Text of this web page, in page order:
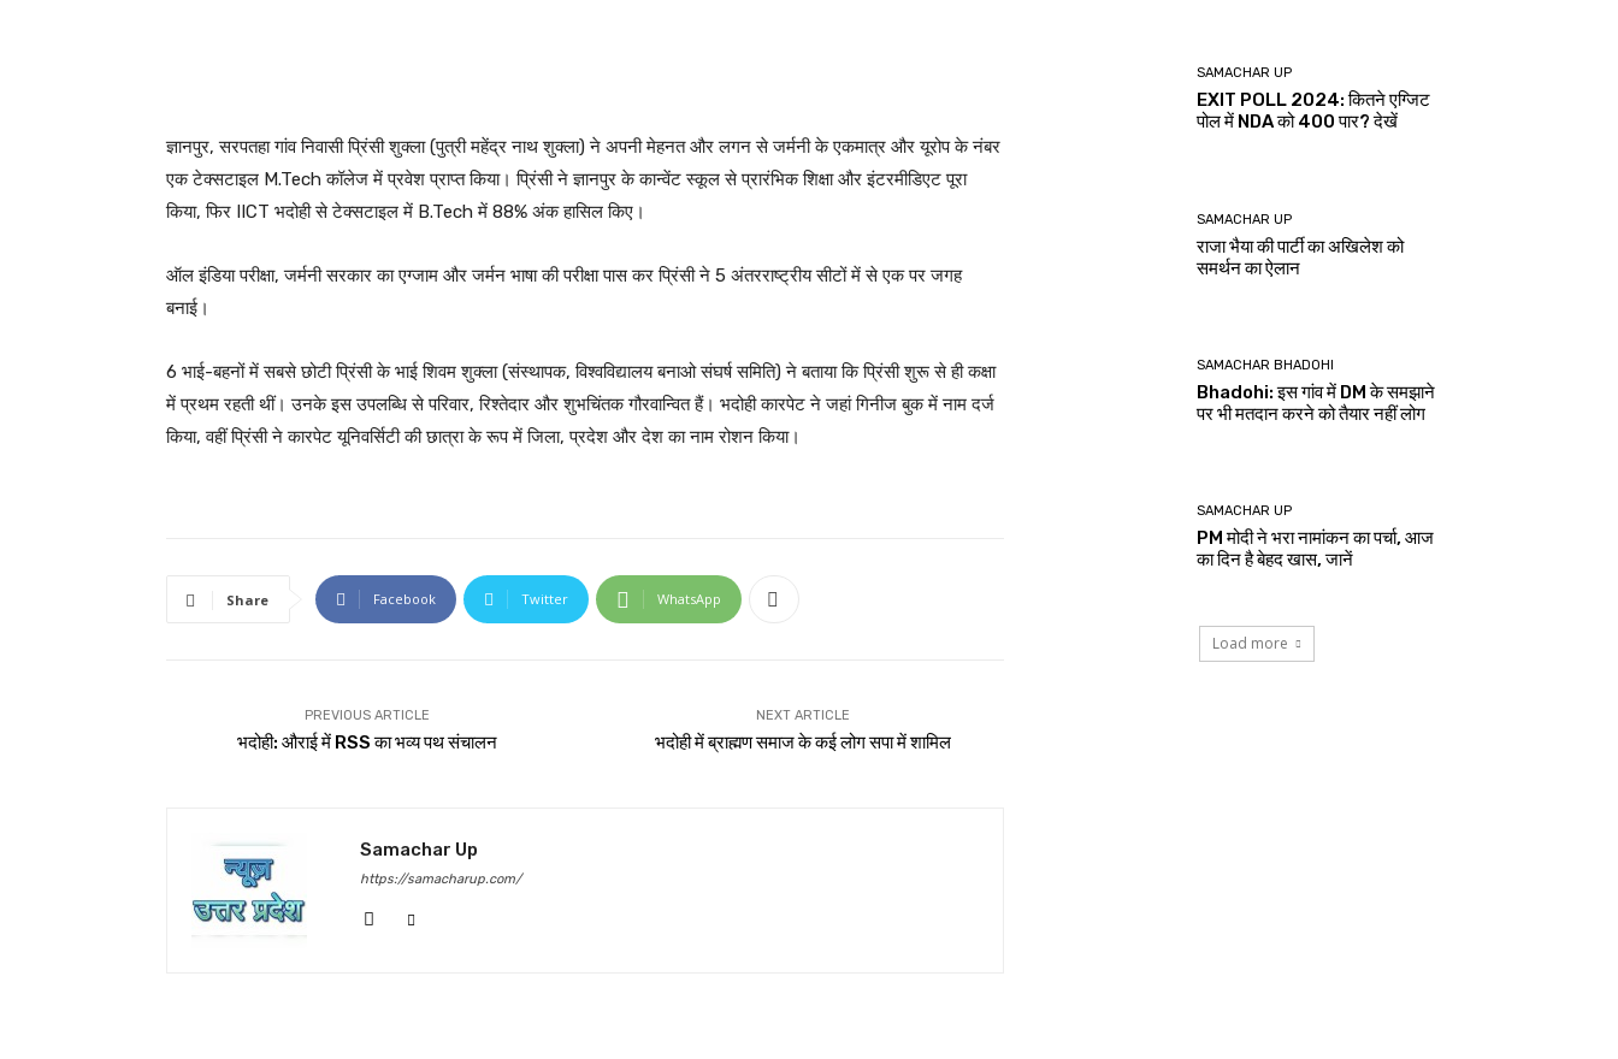
ज्ञानपुर, सरपतहा गांव निवासी प्रिंसी शुक्ला (पुत्री महेंद्र नाथ शुक्ला) ने अपनी मेहनत और लगन से जर्मनी के एकमात्र और यूरोप के नंबर
एक टेक्सटाइल M.Tech कॉलेज में प्रवेश प्राप्त किया। प्रिंसी ने ज्ञानपुर के कान्वेंट स्कूल से प्रारंभिक शिक्षा और इंटरमीडिएट पूरा
किया, फिर IICT भदोही से टेक्सटाइल में B.Tech में 88% अंक हासिल किए।
ऑल इंडिया परीक्षा, जर्मनी सरकार का एग्जाम और जर्मन भाषा की परीक्षा पास कर प्रिंसी ने 5 अंतरराष्ट्रीय सीटों में से एक पर जगह
बनाई।
6 भाई-बहनों में सबसे छोटी प्रिंसी के भाई शिवम शुक्ला (संस्थापक, विश्वविद्यालय बनाओ संघर्ष समिति) ने बताया कि प्रिंसी शुरू से ही कक्षा
में प्रथम रहती थीं। उनके इस उपलब्धि से परिवार, रिश्तेदार और शुभचिंतक गौरवान्वित हैं। भदोही कारपेट ने जहां गिनीज बुक में नाम दर्ज
किया, वहीं प्रिंसी ने कारपेट यूनिवर्सिटी की छात्रा के रूप में जिला, प्रदेश और देश का नाम रोशन किया।
Share Facebook Twitter WhatsApp
PREVIOUS ARTICLE
भदोही: औराई में RSS का भव्य पथ संचालन
NEXT ARTICLE
भदोही में ब्राह्मण समाज के कई लोग सपा में शामिल
Samachar Up
https://samacharup.com/
SAMACHAR UP
EXIT POLL 2024: कितने एग्जिट
पोल में NDA को 400 पार? देखें
SAMACHAR UP
राजा भैया की पार्टी का अखिलेश को
समर्थन का ऐलान
SAMACHAR BHADOHI
Bhadohi: इस गांव में DM के समझाने
पर भी मतदान करने को तैयार नहीं लोग
SAMACHAR UP
PM मोदी ने भरा नामांकन का पर्चा, आज
का दिन है बेहद खास, जानें
Load more